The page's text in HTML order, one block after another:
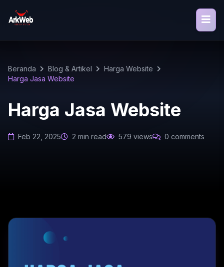
Beranda Blog & Artikel
Harga Website
Harga Jasa Website
Harga Jasa Website
Feb 22, 2025 2 min read 579 views 0 comments